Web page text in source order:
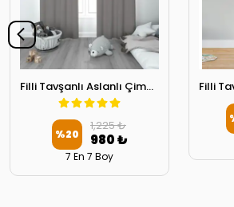
Filli Tavşanlı Aslanlı Çimenli Çocuk Odası Perdesi 2 Kanat
%20
1,225 ₺
980 ₺
7 En 7 Boy